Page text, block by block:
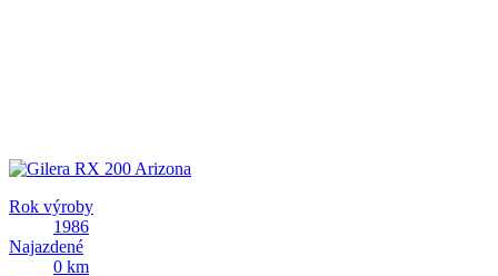
Rok výroby
1986
Najazdené
0 km